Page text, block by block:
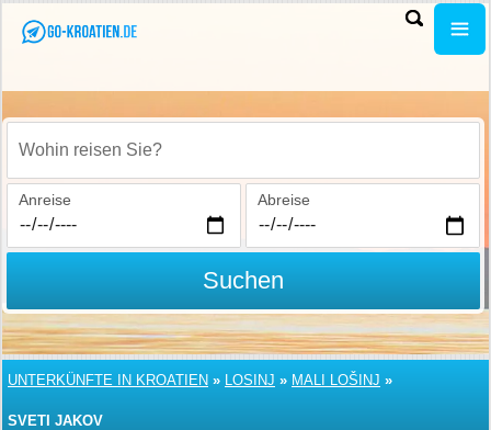
Wohin reisen Sie?
Anreise Abreise
Suchen
UNTERKÜNFTE IN KROATIEN » LOSINJ » MALI LOŠINJ »
SVETI JAKOV